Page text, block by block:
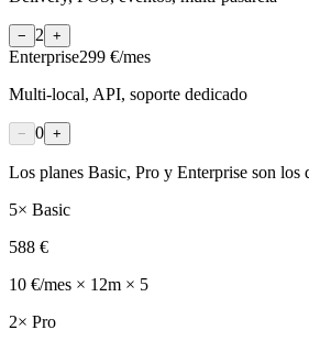
− 2 +
Enterprise299 €/mes
Multi-local, API, soporte dedicado
− 0 +
Los planes Basic, Pro y Enterprise son
5× Basic
588 €
10 €/mes × 12m × 5
2× Pro